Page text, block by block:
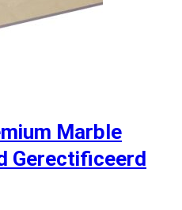
Marble
Gerectificeerd